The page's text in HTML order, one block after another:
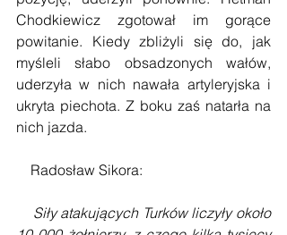
Chodkiewicz zgotował im gorące
powitanie. Kiedy zbliżyli się do, jak
myśleli słabo obsadzonych wałów,
uderzyła w nich nawała artyleryjska i
ukryta piechota. Z boku zaś natarła na
nich jazda.
    Radosław Sikora:
Siły atakujących Turków liczyły około